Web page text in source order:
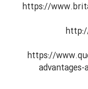
https://
https://